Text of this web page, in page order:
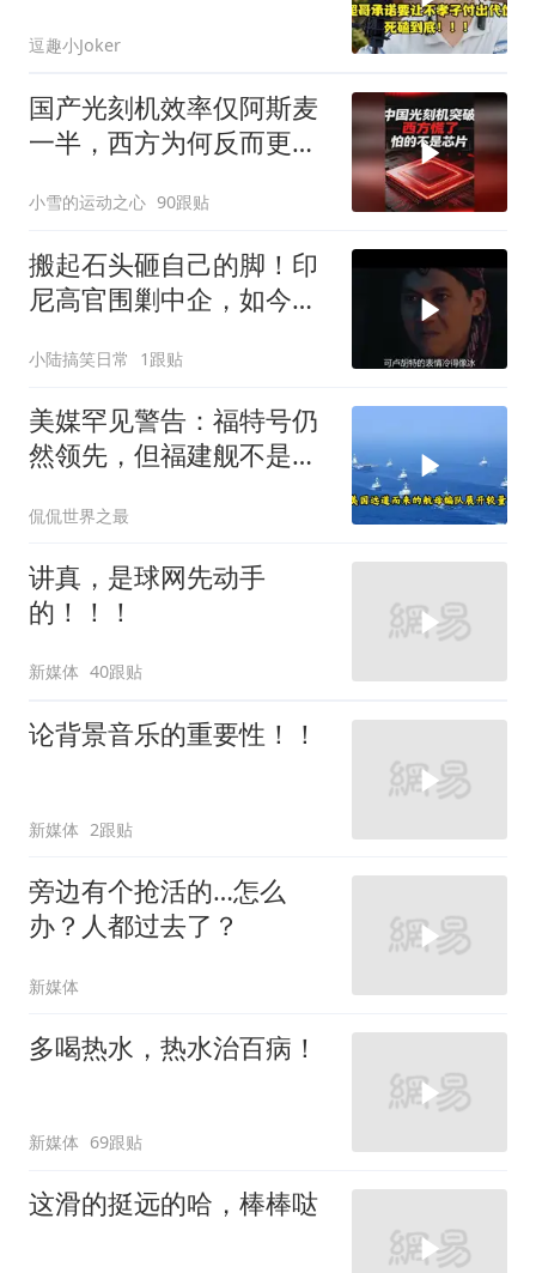
逗趣小Joker
国产光刻机效率仅阿斯麦
一半，西方为何反而更
小雪的运动之心 90跟贴
搬起石头砸自己的脚！印
尼高官围剿中企，如今烂
小陆搞笑日常 1跟贴
美媒罕见警告：福特号仍
然领先，但福建舰不是中
侃侃世界之最
讲真，是球网先动手
的！！！
新媒体 40跟贴
论背景音乐的重要性！！
新媒体 2跟贴
旁边有个抢活的…怎么
办？人都过去了？
新媒体
多喝热水，热水治百病！
新媒体 69跟贴
这滑的挺远的哈，棒棒哒